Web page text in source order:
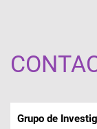
Grupo de